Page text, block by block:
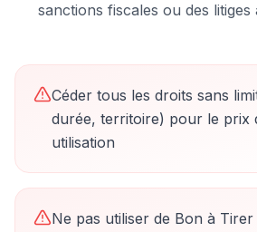
sanctions fiscales ou des litiges
Céder tous les droits sans
durée, territoire) pour le prix
utilisation
Ne pas utiliser de Bon à